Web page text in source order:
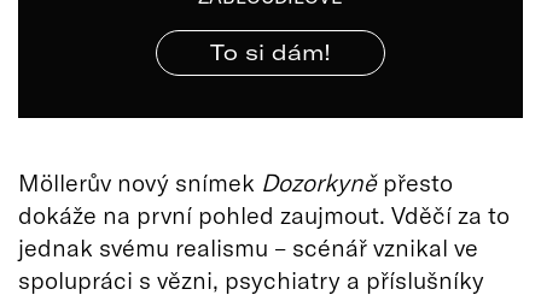
To si dám!
Möllerův nový snímek Dozorkyněpřesto
dokáže na první pohled zaujmout. Vděčí za to
jednak svému realismu – scénář vznikal ve
spolupráci s vězni, psychiatry a příslušníky